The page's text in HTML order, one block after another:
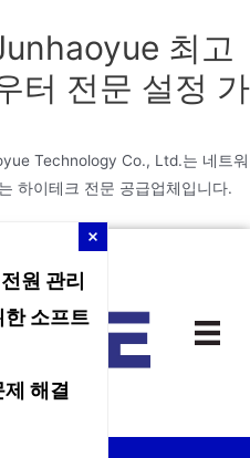
최고
터 전문 설정 가
Technology Co., Ltd.는 네트워
하이테크 전문 공급업체입니다.
원 관리
한 소프트
해결